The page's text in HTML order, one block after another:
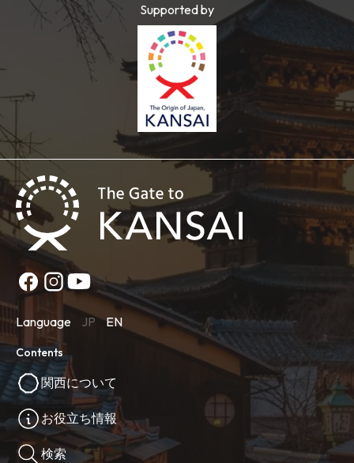
Supported by
Language JP EN
Contents
関西について
お役立ち情報
検索